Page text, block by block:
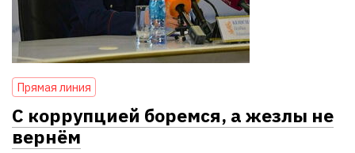
Прямая линия
С коррупцией боремся, а жезлы не
вернём